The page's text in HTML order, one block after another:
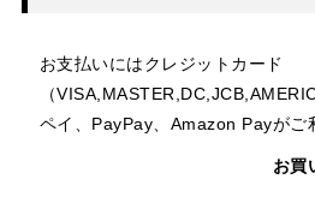
お支払いにはクレジットカード
（
ペイ、PayPay、Amazon Payがご
お買